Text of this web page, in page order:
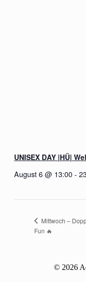
UNISEX DAY |HÜ|
August 6 @ 13:00-
Mittwoch –
Fun 🔥
© 2026